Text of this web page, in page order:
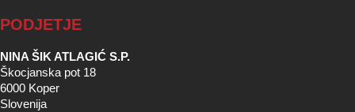
PODJETJE
NINA ŠIK ATLAGIĆ S.P.
Škocjanska pot 18
6000 Koper
Slovenija